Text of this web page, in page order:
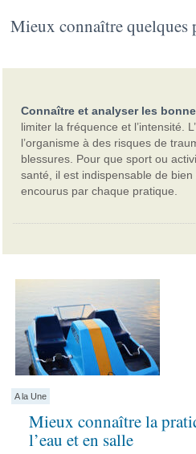
Mieux connaître
Connaître et analyser les
limiter la fréquence et l’intensité.
l’organisme à des risques de
blessures. Pour que sport ou
santé, il est indispensable de
encourus par chaque pratique.
A la Une
Mieux connaître la
l’eau et en salle